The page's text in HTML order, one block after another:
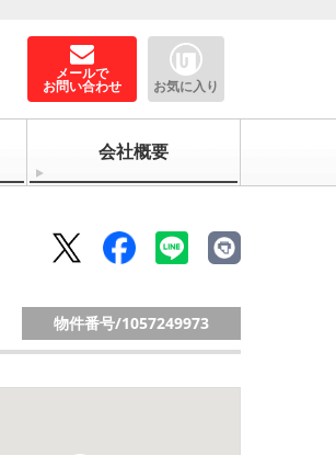
メールで
お問い合わせ お気に入り
会社概要
物件番号/1057249973